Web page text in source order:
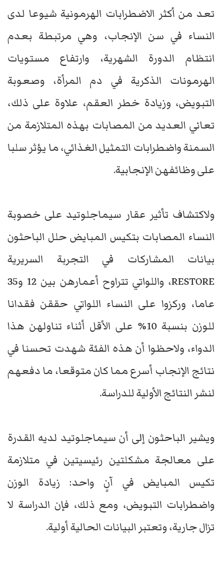
تعد من أكثر الاضطرابات الهرمونية شيوعا لدى
النساء في سن الإنجاب، وهي مرتبطة بعدم
انتظام الدورة الشهرية، وارتفاع مستويات
الهرمونات الذكرية في دم المرأة، وصعوبة
التبويض، وزيادة خطر العقم، علاوة على ذلك،
تعاني العديد من المصابات بهذه المتلازمة من
السمنة واضطرابات التمثيل الغذائي، ما يؤثر سلبا
على وظائفهن الإنجابية.
ولاكتشاف تأثير عقار سيماجلوتيد على خصوبة
النساء المصابات بتكيس المبايض حلل الباحثون
بيانات المشاركات في التجربة السريرية
RESTORE، واللواتي تتراوح أعمارهن بين 12 و35
عاما، وركزوا على النساء اللواتي حققن فقدانا
للوزن بنسبة 10% على الأقل أثناء تناولهن هذا
الدواء، ولاحظوا أن هذه الفئة شهدت تحسنا في
نتائج الإنجاب أسرع مما كان متوقعا، ما دفعهم
لنشر النتائج الأولية للدراسة.
ويشير الباحثون إلى أن سيماجلوتيد لديه القدرة
على معالجة مشكلتين رئيسيتين في متلازمة
تكيس المبايض في آنٍ واحد: زيادة الوزن
واضطرابات التبويض، ومع ذلك، فإن الدراسة لا
تزال جارية، وتعتبر البيانات الحالية أولية.